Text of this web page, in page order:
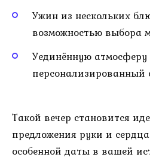
Ужин из нескольких
возможностью выбора
Уединённую атмосферу
персонализированный
Такой вечер становится
предложения руки и
особенной даты в вашей